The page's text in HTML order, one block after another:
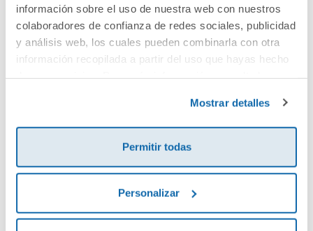
información sobre el uso de nuestra web con nuestros
colaboradores de confianza de redes sociales, publicidad
y análisis web, los cuales pueden combinarla con otra
información recopilada a partir del uso que hayas hecho
Mostrar detalles
Permitir todas
Personalizar
Cuéntanos tu opinión
¡Sé el primero en valorar este producto!
Debes iniciar sesión para poder valorarlo